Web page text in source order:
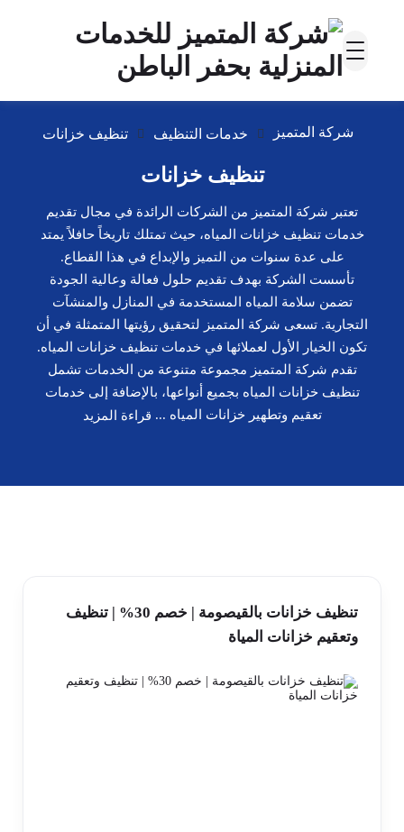
شركة المتميز خدمات التنظيف تنظيف خزانات
تنظيف خزانات
تعتبر شركة المتميز من الشركات الرائدة في مجال تقديم
خدمات تنظيف خزانات المياه، حيث تمتلك تاريخاً حافلاً يمتد
على عدة سنوات من التميز والإبداع في هذا القطاع.
تأسست الشركة بهدف تقديم حلول فعالة وعالية الجودة
تضمن سلامة المياه المستخدمة في المنازل والمنشآت
التجارية. تسعى شركة المتميز لتحقيق رؤيتها المتمثلة في أن
تكون الخيار الأول لعملائها في خدمات تنظيف خزانات المياه.
تقدم شركة المتميز مجموعة متنوعة من الخدمات تشمل
تنظيف خزانات المياه بجميع أنواعها، بالإضافة إلى خدمات
تعقيم وتطهير خزانات المياه ... قراءة المزيد
تنظيف خزانات بالقيصومة | خصم 30% | تنظيف
وتعقيم خزانات المياة